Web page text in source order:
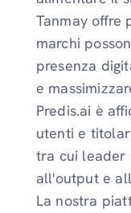
Tanmay offre
marchi
presenza
e
Predis.ai è
utenti e
tra cui leader
all'output e
La nostra